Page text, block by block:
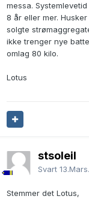
messa.
8 år eller mer.
solgte
ikke trenger nye
omlag 80 kilo.
Lotus
stsoleil
Svart
Stemmer det Lotus,